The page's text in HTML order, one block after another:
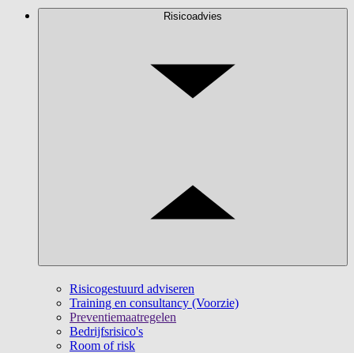
Risicoadvies
Risicogestuurd adviseren
Training en consultancy (Voorzie)
Preventiemaatregelen
Bedrijfsrisico's
Room of risk